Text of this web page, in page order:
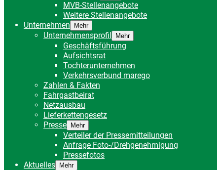
MVB-Stellenangebote
Weitere Stellenangebote
Unternehmen
Mehr
Unternehmensprofil Mehr
Geschäftsführung
Aufsichtsrat
Tochterunternehmen
Verkehrsverbund marego
Zahlen & Fakten
Fahrgastbeirat
Netzausbau
Lieferkettengesetz
Presse
Mehr
Verteiler der Pressemitteilungen
Anfrage Foto-/Drehgenehmigung
Pressefotos
Aktuelles
Mehr